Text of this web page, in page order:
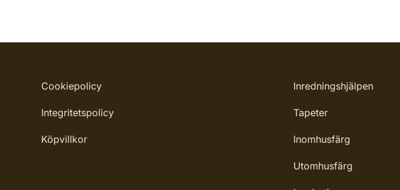
Cookiepolicy
Integritetspolicy
Köpvillkor
Inredningshjälpen
Tapeter
Inomhusfärg
Utomhusfärg